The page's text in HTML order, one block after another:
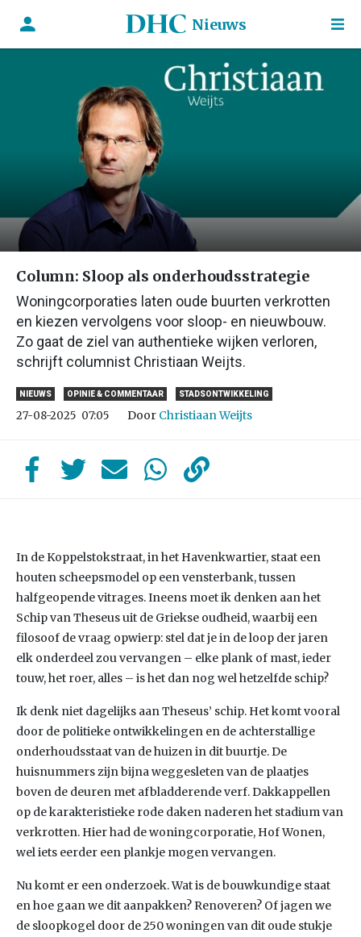
Nieuws
Column: Sloop als onderhoudsstrategie
Woningcorporaties laten oude buurten verkrotten
en kiezen vervolgens voor sloop- en nieuwbouw.
Zo gaat de ziel van authentieke wijken verloren,
schrijft columnist Christiaan Weijts.
NIEUWS OPINIE & COMMENTAAR STADSONTWIKKELING
27-08-2025 07:05 Door Christiaan Weijts
In de Koppelstokstraat, in het Havenkwartier, staat een
houten scheepsmodel op een vensterbank, tussen
halfgeopende vitrages. Ineens moet ik denken aan het
Schip van Theseus uit de Griekse oudheid, waarbij een
filosoof de vraag opwierp: stel dat je in de loop der jaren
elk onderdeel zou vervangen – elke plank of mast, ieder
touw, het roer, alles – is het dan nog wel hetzelfde schip?
Ik denk niet dagelijks aan Theseus’ schip. Het komt vooral
door de politieke ontwikkelingen en de achterstallige
onderhoudsstaat van de huizen in dit buurtje. De
huisnummers zijn bijna weggesleten van de plaatjes
boven de deuren met afbladderende verf. Dakkappellen
op de karakteristieke rode daken naderen het stadium van
verkrotten. Hier had de woningcorporatie, Hof Wonen,
wel iets eerder een plankje mogen vervangen.
Nu komt er een onderzoek. Wat is de bouwkundige staat
en hoe gaan we dit aanpakken? Renoveren? Of jagen we
de sloopkogel door de 250 woningen van dit oude stukje